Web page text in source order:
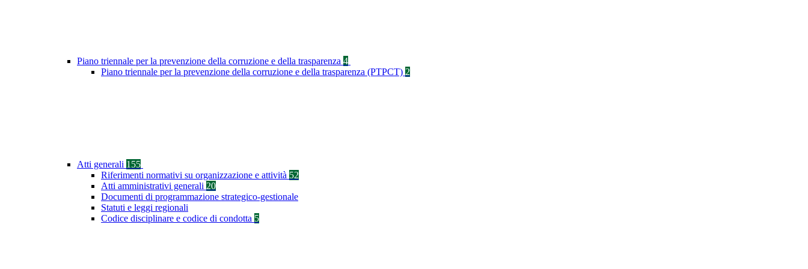
Piano triennale per la prevenzione della corruzione e della trasparenza 4
Piano triennale per la prevenzione della corruzione e della trasparenza (PTPCT) 2
Atti generali 155
Riferimenti normativi su organizzazione e attività 52
Atti amministrativi generali 20
Documenti di programmazione strategico-gestionale
Statuti e leggi regionali
Codice disciplinare e codice di condotta 5